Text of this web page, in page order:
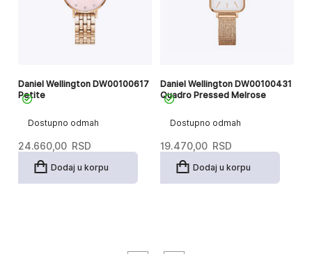
Dostupno odmah
Daniel Wellington DW00100617
Petite
24.660,00 RSD
Dodaj u korpu
Dostupno odmah
Daniel Wellington DW00100431
Quadro Pressed Melrose
19.470,00 RSD
Dodaj u korpu